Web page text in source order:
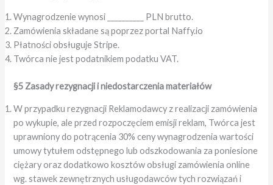
Wynagrodzenie wynosi __________ PLN brutto.
Zamówienia składane są poprzez portal Naffy.io
Płatności obsługuje Stripe.
Twórca nie jest podatnikiem podatku VAT.
§5 Zasady rezygnacji i niedostarczenia materiałów
W przypadku rezygnacji Reklamodawcy z realizacji zamówienia
po wykupie, ale przed rozpoczęciem emisji reklam, Twórca jest
uprawniony do potrącenia 30% ceny wynagrodzenia wartości
umowy tytułem odstępnego lub odszkodowania za poniesione
ciężary oraz dodatkowo kosztów obsługi zamówienia online
wg. stawek zewnętrznych usługodawców tych rozwiązań i